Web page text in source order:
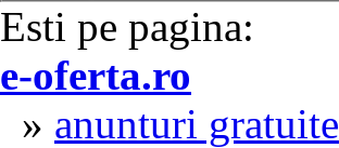
Esti pe pagina:
e-oferta.ro
» anunturi gratuite